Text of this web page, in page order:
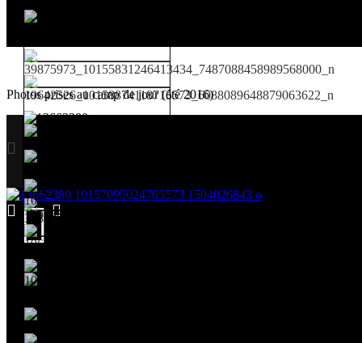
Photos prises au camp de jour (été 2016)